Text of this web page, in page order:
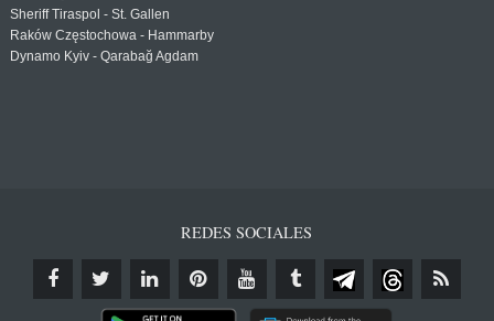
Sheriff Tiraspol - St. Gallen
Raków Częstochowa - Hammarby
Dynamo Kyiv - Qarabağ Agdam
REDES SOCIALES